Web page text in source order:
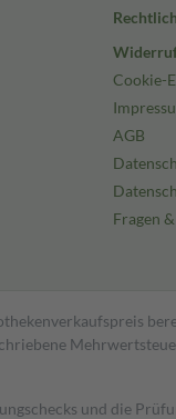
Cookie-
AGB
Fragen
und die